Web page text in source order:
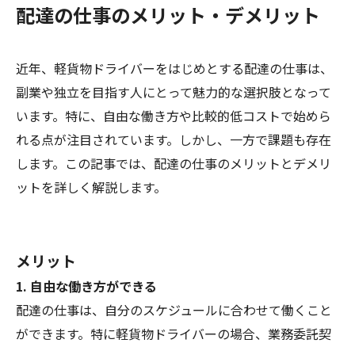
配達の仕事のメリット・デメリット
近年、軽貨物ドライバーをはじめとする配達の仕事は、
副業や独立を目指す人にとって魅力的な選択肢となって
います。特に、自由な働き方や比較的低コストで始めら
れる点が注目されています。しかし、一方で課題も存在
します。この記事では、配達の仕事のメリットとデメリ
ットを詳しく解説します。
メリット
1. 自由な働き方ができる
配達の仕事は、自分のスケジュールに合わせて働くこと
ができます。特に軽貨物ドライバーの場合、業務委託契